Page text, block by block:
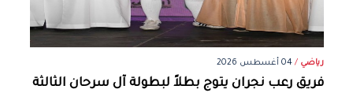
رياضي /04 أغسطس 2026
فريق رعب نجران يتوج بطلاً لبطولة آل سرحان الثالثة